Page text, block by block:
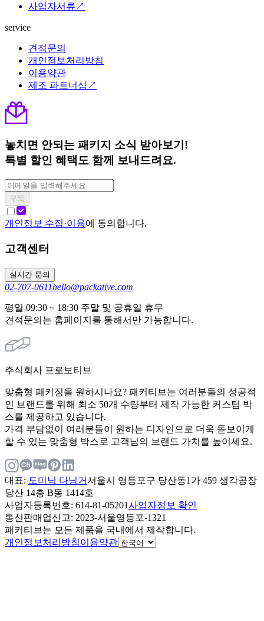
사업자서류↗
service
견적문의
개인정보처리방침
이용약관
제조 파트너십↗
놓치면 안되는 패키지 소식 받아보기!
특별 할인 혜택도 함께 보내드려요.
구독
개인정보 수집·이용에 동의합니다.
고객센터
실시간 문의
02-707-0611hello@packative.com
평일 09:30 ~ 18:30 주말 및 공휴일 휴무
견적문의는 홈페이지를 통해서만 가능합니다.
주식회사 프로보티브
맞춤형 패키징을 원하시나요? 패커티브는 여러분들의 성공적
인 브랜드를 위해 최소 50개 수량부터 제작 가능한 커스텀 박
스를 제공하고 있습니다.
가격 부담없이 여러분들이 원하는 디자인으로 더욱 돋보이게
할 수 있는 맞춤형 박스로 고객님의 브랜드 가치를 높이세요.
대표: 도미닉 다닝거서울시 영등포구 당산동1가 459 생각공장
당산 14층 B동 1414호
사업자등록번호: 614-81-05201사업자정보 확인
통신판매업신고: 2023-서울영등포-1321
패커티브는 모든 제품을 국내에서 제작합니다.
개인정보처리방침이용약관